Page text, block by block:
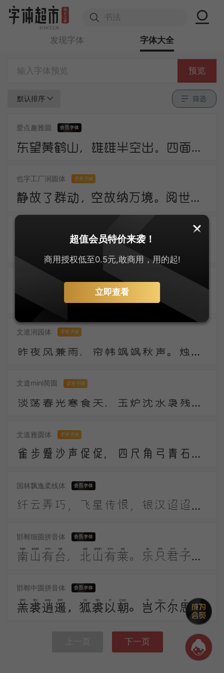
发现字体 字体大全
预览
默认排序 筛选
爱点趣雅圆
东望黄鹤山，雄雄半空出。四面生白云，中峰倚红日。岩峦行穹跨，峰嶂亦冥密。
也字工厂润圆体 零售字体
静故了群动，空故纳万境。阅世走人间，观身卧云岭。咸酸杂众好，中有至味永。诗法不相妨，此语当更请。
郑庆科静雅体-古朴版 零售字体
文道润园体 零售字体
昨夜风兼雨，帘帏飒飒秋声。烛残漏断频倚枕。起坐不能平。 世事漫随流水，算来一梦浮生。醉乡路稳宜频到，此外不堪行。
文道mini简圆 零售字体
淡荡春光寒食天，玉炉沈水袅残烟，梦回山枕隐花钿。海燕未来人斗草，江梅已过柳生绵，黄昏疏雨湿秋千。
文道雅圆体 零售字体
雀步蹙沙声促促，四尺角弓青石镞。黑幡三点铜鼓鸣，高作猿啼摇箭箙。彩巾缠踍幅半斜，溪头簇队映葛花。
国林飘逸柔线体
纤云弄巧，飞星传恨，银汉迢迢暗度。金风玉露一相逢，便胜却人间无数。柔情似水，佳期如梦，忍顾鹊桥归路。两情若是久长时，又岂在朝朝暮暮。
邯郸细圆拼音体
南山有台，北山有莱。乐只君子，邦家之基。乐只君子，万寿无期。南山有桑，北山有杨。乐只君子，邦家之光。乐只君子，万寿无疆。
邯郸中圆拼音体
羔裘逍遥，狐裘以朝。岂不尔思？劳心忉忉。羔裘翱翔，狐裘在堂。岂不尔思？我心忧伤。羔裘如膏，日出有曜。岂不尔思？中心是悼。
下一页
超值会员特价来袭！
商用授权低至0.5元,敢商用，用的起!
立即查看